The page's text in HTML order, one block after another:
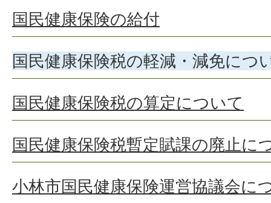
国民健康保険の給付
国民健康保険税の軽減・減免につ
国民健康保険税の算定について
国民健康保険税暫定賦課の廃止に
小林市国民健康保険運営協議会に